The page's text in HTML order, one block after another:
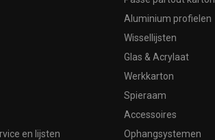
en lijsten
Aluminium profielen
Wissellijsten
Glas & Acrylaat
Werkkarton
Spieraam
Accessoires
Ophangsystemen